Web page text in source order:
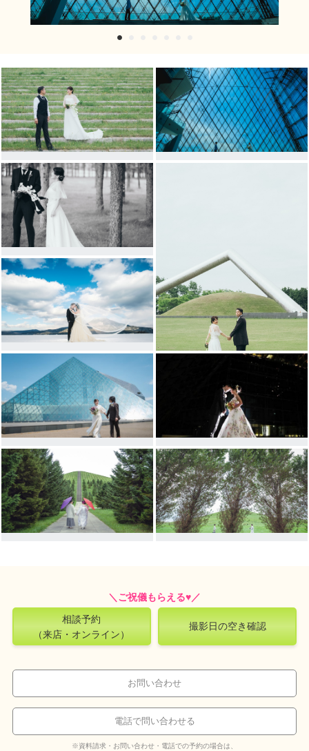
相談予約
（来店・オンライン）
撮影日の空き確認
お問い合わせ
電話で問い合わせる
※資料請求・お問い合わせ・電話での予約の場合は、